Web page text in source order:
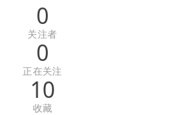
0
关注者
0
正在关注
10
收藏